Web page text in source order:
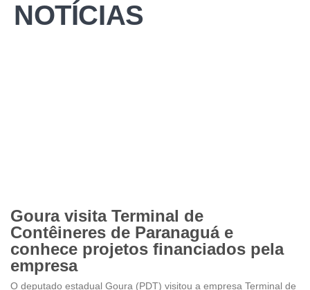
NOTÍCIAS
Goura visita Terminal de
Contêineres de Paranaguá e
conhece projetos financiados pela
empresa
O deputado estadual Goura (PDT) visitou a empresa Terminal de